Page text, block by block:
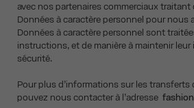
avec nos partenaires commerciaux
Données à caractère personnel pour nous
Données à caractère personnel sont
instructions, et de manière à maintenir
sécurité.
Pour plus d’informations sur les transferts
pouvez nous contacter à l’adresse